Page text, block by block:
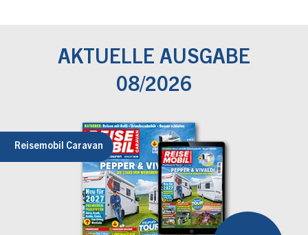
AKTUELLE AUSGABE
08/2026
Reisemobil Caravan